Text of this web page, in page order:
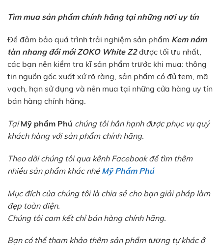
Tìm mua sản phẩm chính hãng tại những nơi uy tín
Để đảm bảo quá trình trải nghiệm sản phẩm Kem nám
tàn nhang đồi mồi ZOKO White Z2 được tối ưu nhất,
các bạn nên kiểm tra kĩ sản phẩm trước khi mua: thông
tin nguồn gốc xuất xứ rõ ràng, sản phẩm có đủ tem, mã
vạch, hạn sử dụng và nên mua tại những cửa hàng uy tín
bán hàng chính hãng.
TạiMỹ phẩm Phú chúng tôi hân hạnh được phục vụ quý
khách hàng với sản phẩm chính hãng.
Theo dõi chúng tôi qua kênh Facebook để tìm thêm
nhiều sản phẩm khác nhé Mỹ Phẩm Phú
Mục đích của chúng tôi là chia sẻ cho bạn giải pháp làm
đẹp toàn diện.
Chúng tôi cam kết chỉ bán hàng chính hãng.
Bạn có thể tham khảo thêm sản phẩm tương tự khác ở